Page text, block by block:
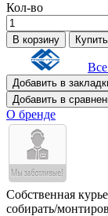
Кол-во
В корзину
Добавить в
Добавить в
О бренде
Собственная
собирать/